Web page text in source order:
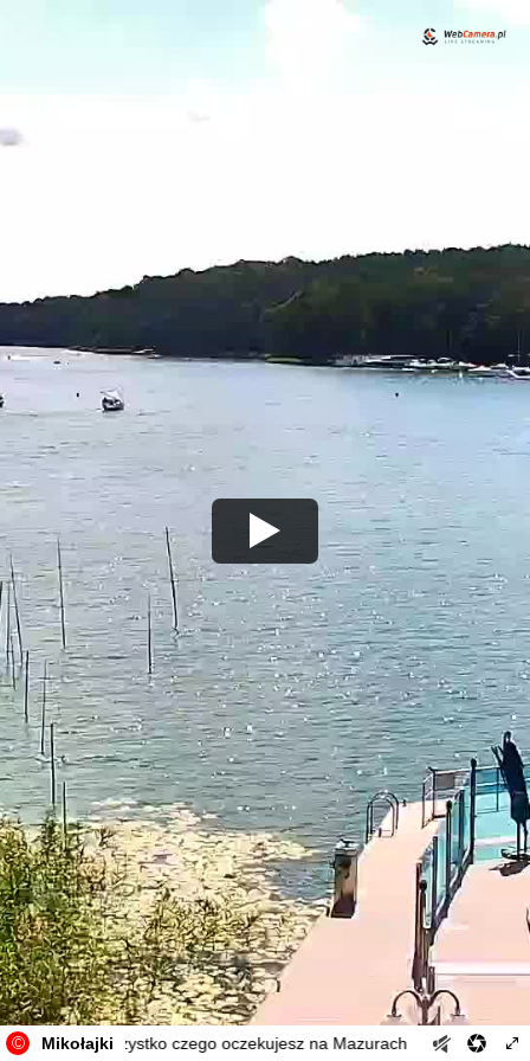
© Mikołajki
Mikołajki - wszystko czego oczekujesz na Mazurach Wioska